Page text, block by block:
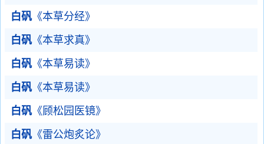
白矾《本草分经》
白矾《本草求真》
白矾《本草易读》
白矾《本草易读》
白矾《顾松园医镜》
白矾《雷公炮炙论》